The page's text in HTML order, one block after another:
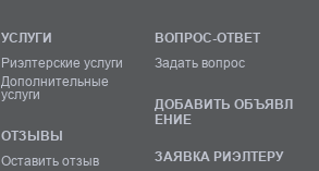
УСЛУГИ
Риэлтерские услуги
Дополнительные
услуги
ОТЗЫВЫ
Оставить отзыв
ВОПРОС-ОТВЕТ
Задать вопрос
ДОБАВИТЬ ОБЪЯВЛ
ЕНИЕ
ЗАЯВКА РИЭЛТЕРУ